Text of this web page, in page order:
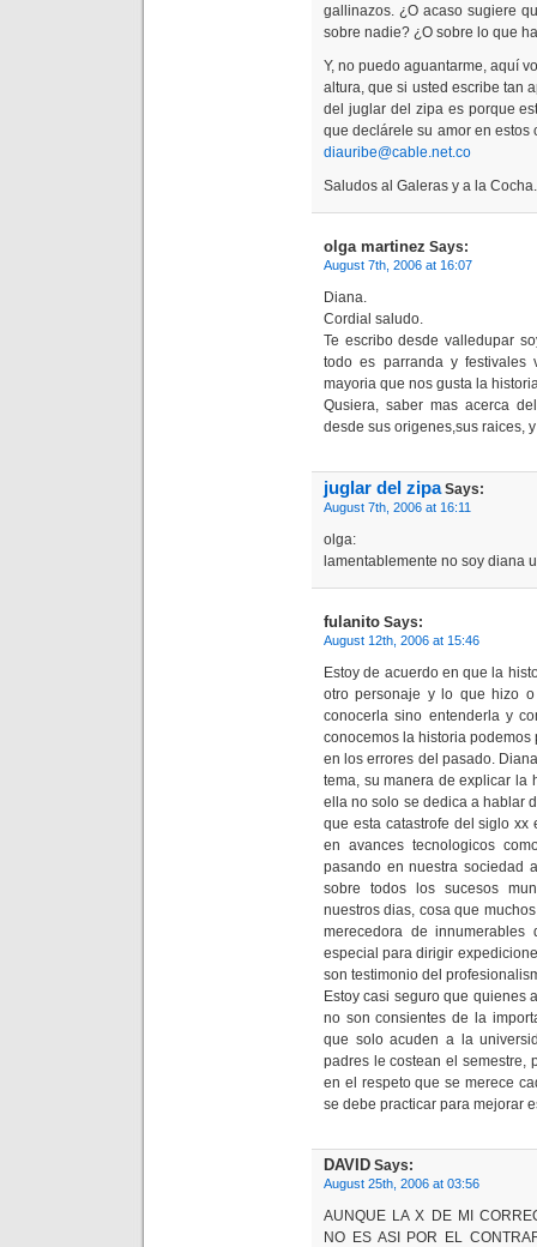
gallinazos. ¿O acaso sugiere
sobre nadie? ¿O sobre lo que
Y, no puedo aguantarme, aquí
altura, que si usted escribe tan
del juglar del zipa es porque
que declárele su amor en
diauribe@cable.net.co
Saludos al Galeras y a la Cocha.
olga martinez Says:
August 7th, 2006 at 16:07
Diana.
Cordial saludo.
Te escribo desde valledupar
todo es parranda y festivales
mayoria que nos gusta la
Qusiera, saber mas acerca
desde sus origenes,sus raices,
juglar del zipaSays:
August 7th, 2006 at 16:11
olga:
lamentablemente no soy diana
fulanito Says:
August 12th, 2006 at 15:46
Estoy de acuerdo en que la
otro personaje y lo que hizo
conocerla sino entenderla y
conocemos la historia
en los errores del pasado.
tema, su manera de explicar la
ella no solo se dedica a hablar
que esta catastrofe del siglo
en avances tecnologicos
pasando en nuestra sociedad
sobre todos los sucesos
nuestros dias, cosa que
merecedora de
especial para dirigir
son testimonio del
Estoy casi seguro que quienes
no son consientes de la
que solo acuden a la
padres le costean el semestre,
en el respeto que se merece
se debe practicar para mejorar
DAVID Says:
August 25th, 2006 at 03:56
AUNQUE LA X DE MI
NO ES ASI POR EL